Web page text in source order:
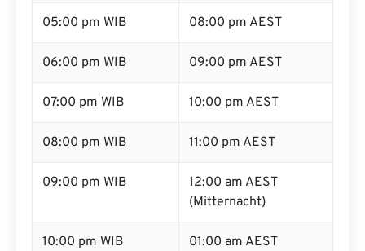
05:00 pm WIB 08:00 pm AEST
06:00 pm WIB 09:00 pm AEST
07:00 pm WIB 10:00 pm AEST
08:00 pm WIB 11:00 pm AEST
09:00 pm WIB
12:00 am AEST
(Mitternacht)
10:00 pm WIB 01:00 am AEST